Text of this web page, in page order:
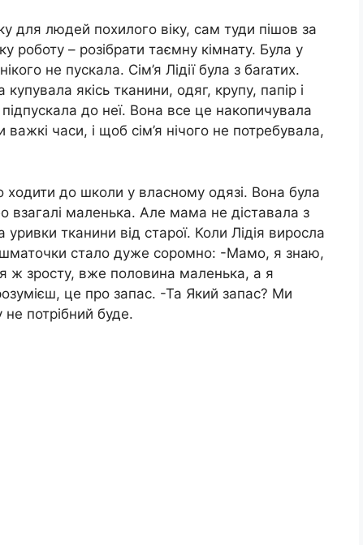
для людей похилого віку, сам туди пішов за
роботу – розібрати таємну кімнату. Була у
не пускала. Сім’я Лідії була з баrатих.
якісь тканини, одяг, крупу, папір і
підпускала до неї. Вона все це накопичувала
часи, і щоб сім’я нічого не потребувала,
ходити до школи у власному одязі. Вона була
взагалі маленька. Але мама не діставала з
тканини від старої. Коли Лідія виросла
шматочки стало дуже соромно: -Мамо, я знаю,
ж зросту, вже половина маленька, а я
це про запас. -Та Який запас? Ми
потрібний буде.